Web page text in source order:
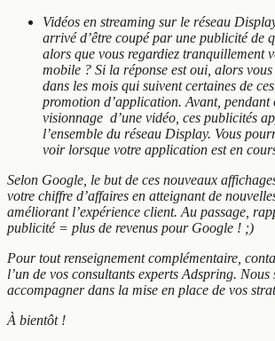
Vidéos en streaming sur le réseau
arrivé d’être coupé par une publicité de
alors que vous regardiez tranquillement
mobile ? Si la réponse est oui, alors vous
dans les mois qui suivent certaines de
promotion d’application. Avant, pendant
visionnage d’une vidéo, ces publicités
l’ensemble du réseau Display. Vous
voir lorsque votre application est en
Selon Google, le but de ces nouveaux
votre chiffre d’affaires en atteignant de
améliorant l’expérience client. Au passage,
publicité = plus de revenus pour Google ! ;)
Pour tout renseignement complémentaire,
l’un de vos consultants experts Adspring. Nous
accompagner dans la mise en place de vos
À bientôt !